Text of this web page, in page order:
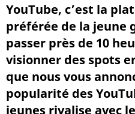
YouTube, c’est la
préférée de la jeune
passer près de 10
visionner des spots
que nous vous
popularité des
jeunes rivalise avec